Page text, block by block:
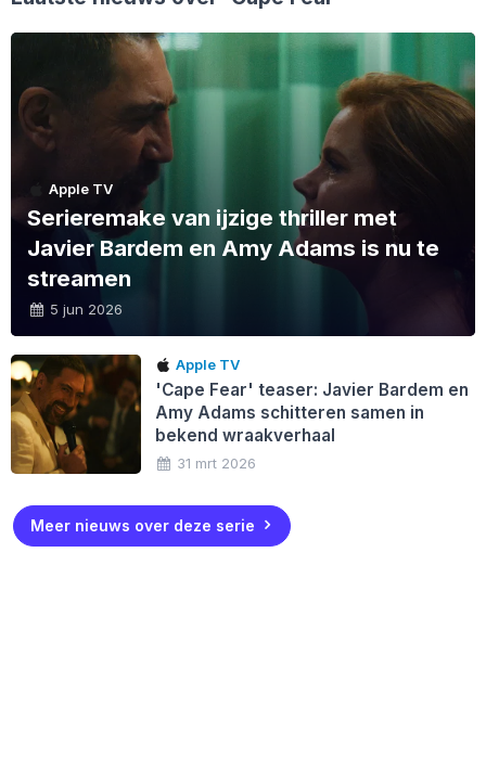
Apple TV
Serieremake van ijzige thriller met
Javier Bardem en Amy Adams is nu te
streamen
5 jun 2026
Apple TV
'Cape Fear' teaser: Javier Bardem en
Amy Adams schitteren samen in
bekend wraakverhaal
31 mrt 2026
Meer nieuws over deze serie